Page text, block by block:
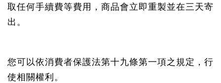
取任何手續費等費用，商品會立即重製並在三天寄
出。
您可以依消費者保護法第十九條第一項之規定，行
使相關權利。